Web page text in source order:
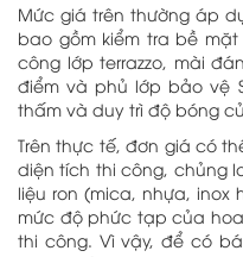
Mức giá trên thường áp
bao gồm kiểm tra bề
công lớp terrazzo, mài
điểm và phủ lớp bảo vệ
thấm và duy trì độ bóng
Trên thực tế, đơn giá có
diện tích thi công, chủng
liệu ron (mica, nhựa, inox
mức độ phức tạp của
thi công. Vì vậy, để có